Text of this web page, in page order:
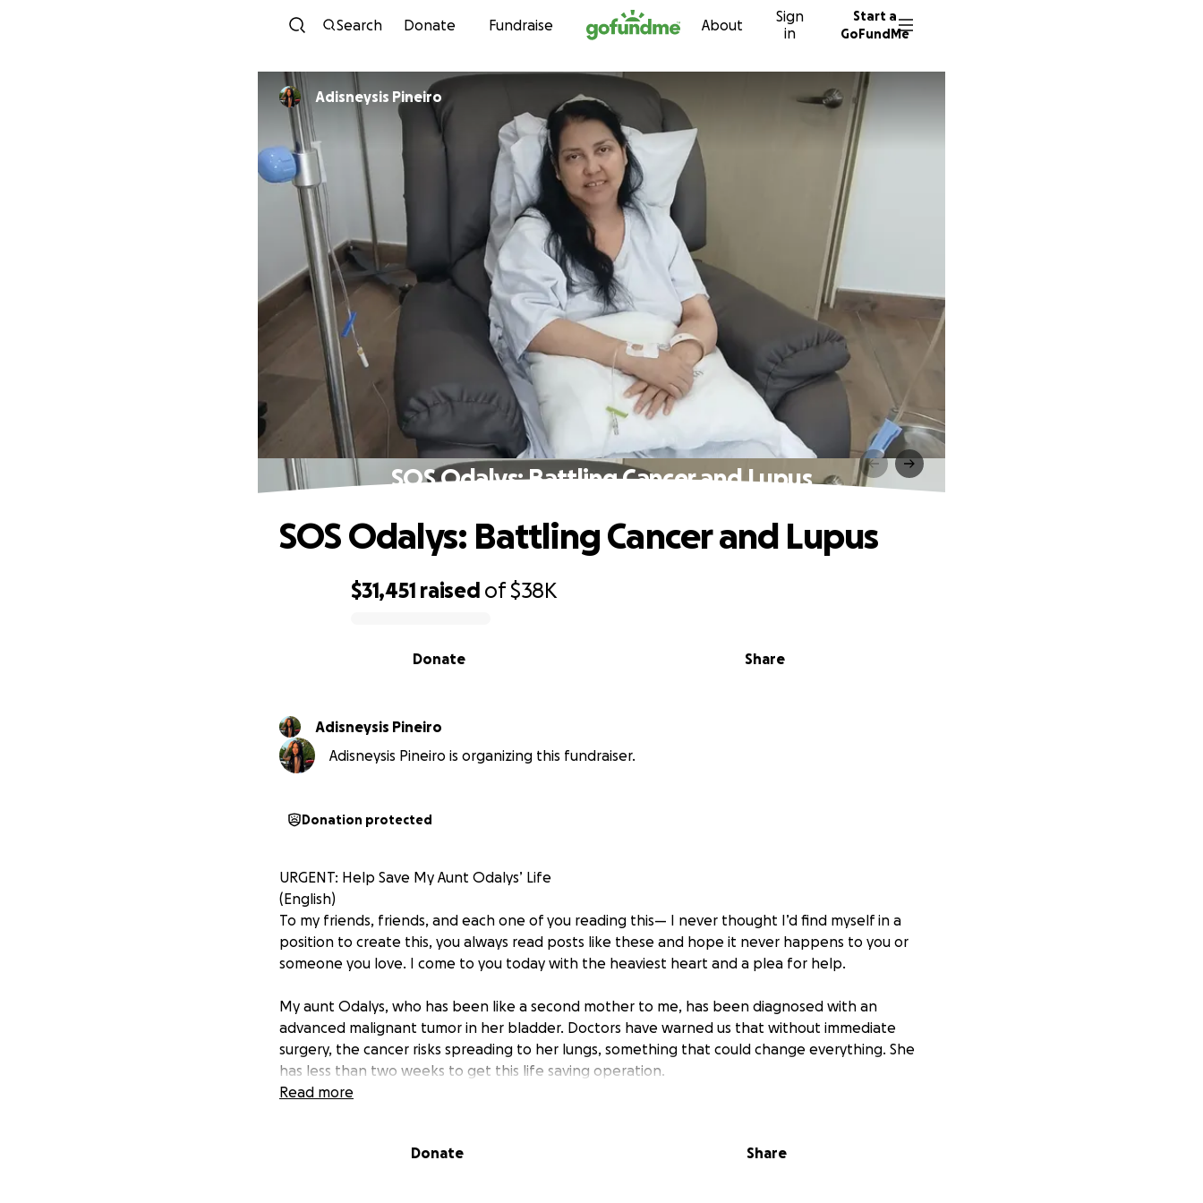
Skip to content
Search Donate Fundraise About
Sign
in
Start a
GoFundMe
Adisneysis Pineiro
SOS Odalys: Battling Cancer and Lupus
$31,451 raised of$38K
Share
Donate
SOS Odalys: Battling Cancer and Lupus
Adisneysis Pineiro
Adisneysis Pineiro is organizing this fundraiser.
Donation protected
URGENT: Help Save My Aunt Odalys’ Life
(English)
To my friends, friends, and each one of you reading this— I never thought I’d find myself in a
position to create this, you always read posts like these and hope it never happens to you or
someone you love. I come to you today with the heaviest heart and a plea for help.
My aunt Odalys, who has been like a second mother to me, has been diagnosed with an
advanced malignant tumor in her bladder. Doctors have warned us that without immediate
surgery, the cancer risks spreading to her lungs, something that could change everything. She
has less than two weeks to get this life saving operation.
operation, which makes the cost skyrocket. Without having the money in hand, the hospital
Read more
Donate Share